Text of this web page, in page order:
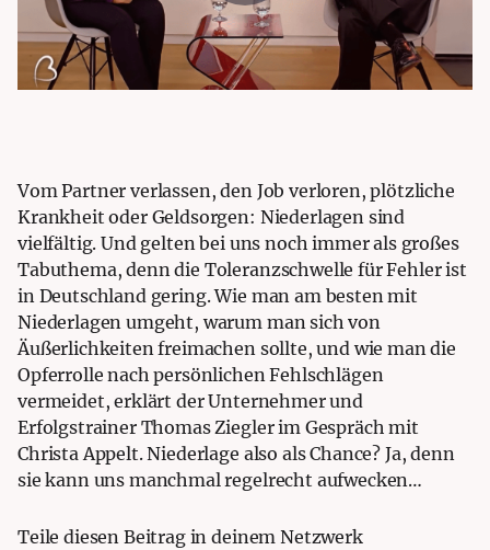
Vom Partner verlassen, den Job verloren, plötzliche
Krankheit oder Geldsorgen: Niederlagen sind
vielfältig. Und gelten bei uns noch immer als großes
Tabuthema, denn die Toleranzschwelle für Fehler ist
in Deutschland gering. Wie man am besten mit
Niederlagen umgeht, warum man sich von
Äußerlichkeiten freimachen sollte, und wie man die
Opferrolle nach persönlichen Fehlschlägen
vermeidet, erklärt der Unternehmer und
Erfolgstrainer Thomas Ziegler im Gespräch mit
Christa Appelt. Niederlage also als Chance? Ja, denn
sie kann uns manchmal regelrecht aufwecken…
Teile diesen Beitrag in deinem Netzwerk